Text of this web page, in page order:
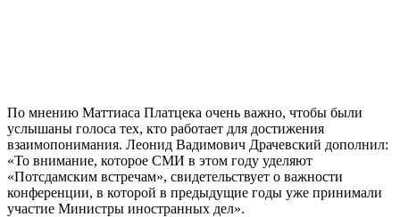
По мнению Маттиаса Платцека очень важно, чтобы были
услышаны голоса тех, кто работает для достижения
взаимопонимания. Леонид Вадимович Драчевский дополнил:
«То внимание, которое СМИ в этом году уделяют
«Потсдамским встречам», свидетельствует о важности
конференции, в которой в предыдущие годы уже принимали
участие Министры иностранных дел».